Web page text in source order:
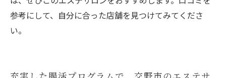
参考にして、自分に合った店舗を見つけてみてくださ
い。